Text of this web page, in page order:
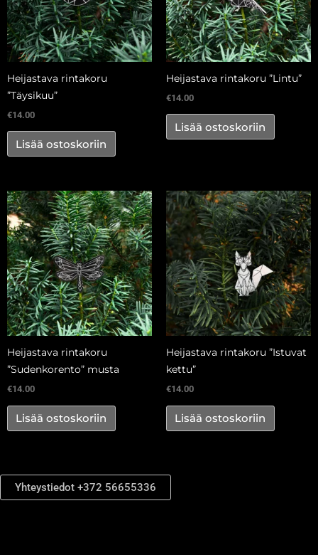
Heijastava rintakoru
”Täysikuu”
€14.00
Lisää ostoskoriin
Heijastava rintakoru ”Lintu”
€14.00
Lisää ostoskoriin
Heijastava rintakoru
”Sudenkorento” musta
€14.00
Lisää ostoskoriin
Heijastava rintakoru ”Istuvat
kettu”
€14.00
Lisää ostoskoriin
Yhteystiedot +372 56655336